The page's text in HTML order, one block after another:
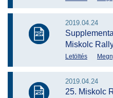
2019.04.24
Miskolc
Letöltés
2019.04.24
25. Miskolc